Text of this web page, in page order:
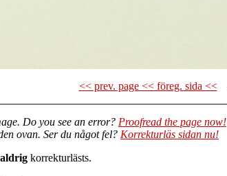
<< prev. page << föreg. sida <<
Do you see an error? Proofread the page now!
ovan. Ser du något fel? Korrekturläs sidan nu!
aldrig korrekturlästs.